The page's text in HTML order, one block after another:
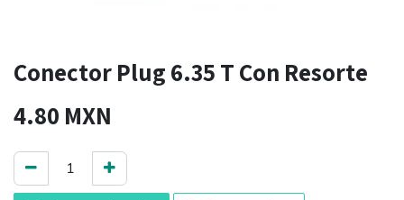
Conector Plug 6.35 T Con Resorte
4.80 MXN